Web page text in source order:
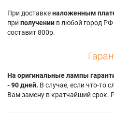
При доставкеналоженным
при получении в любой город РФ
составит 800р.
На оригинальные лампы
- 90 дней. В случае, если что-то
Вам замену в кратчайший срок.